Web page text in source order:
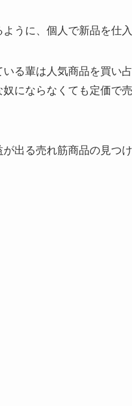
うに、個人で新品を仕
る輩は人気商品を買い
にならなくても定価で
出る売れ筋商品の見つ